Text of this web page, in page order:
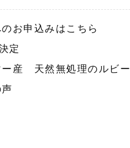
お申込みはこちら
定
ー産 天然無処理のルビー